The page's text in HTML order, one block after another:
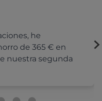
he
de 365 € en
nuestra segunda